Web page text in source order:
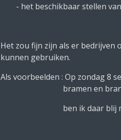
- het beschikbaar stellen van
Het zou fijn zijn als er bedrijven
kunnen gebruiken.
Als voorbeelden : Op zondag
bramen en brandnetels.
ben ik daar blij